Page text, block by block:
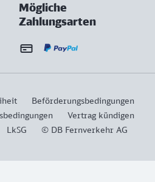
Mögliche
Zahlungsarten
Beförderungsbedingungen
Vertrag kündigen
LkSG © DB Fernverkehr AG